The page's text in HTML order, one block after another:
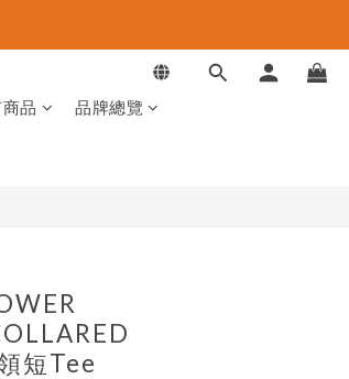
品 品牌總覽
短Tee
立即購買